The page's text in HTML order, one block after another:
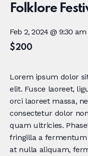
Folklore
Feb 2, 2024 @ 9:30 am
$200
Lorem ipsum dolor
elit. Fusce laoreet,
orci laoreet massa,
consectetur dolor
quam ultricies.
fringilla a fermentum
at nulla aliquam,